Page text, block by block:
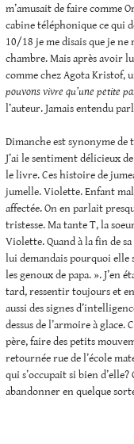
m’amusait de faire comme
cabine téléphonique ce qui
10/18 je me disais que je ne
chambre. Mais après avoir
comme chez Agota Kristof,
pouvons vivre qu’une petite
l’auteur. Jamais entendu
Dimanche est synonyme de
J’ai le sentiment délicieux
le livre. Ces histoire de
jumelle. Violette. Enfant
affectée. On en parlait
tristesse. Ma tante T, la
Violette. Quand à la fin de
lui demandais pourquoi elle
les genoux de papa. ». J’en
tard, ressentir toujours et
aussi des signes
dessus de l’armoire à glace.
père, faire des petits
retournée rue de l’école
qui s’occupait si bien
abandonner en quelque